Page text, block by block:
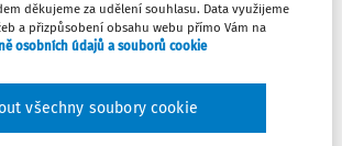
děkujeme za udělení souhlasu. Data využijeme
a přizpůsobení obsahu webu přímo Vám na
osobních údajů a souborů cookie
všechny soubory cookie